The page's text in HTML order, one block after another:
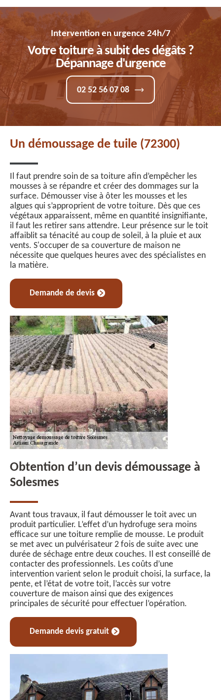
Intervention en urgence 24h/7
Votre toiture à subit des dégâts ?
Dépannage d'urgence
02 52 56 07 08
Un démoussage de tuile (72300)
Il faut prendre soin de sa toiture afin d’empêcher les
mousses à se répandre et créer des dommages sur la
surface. Démousser vise à ôter les mousses et les
algues qui s’approprient de votre toiture. Dès que ces
végétaux apparaissent, même en quantité insignifiante,
il faut les retirer sans attendre. Leur présence sur le toit
affaiblit sa ténacité au coup de soleil, à la pluie et aux
vents. S'occuper de sa couverture de maison ne
nécessite que quelques heures avec des spécialistes en
la matière.
Demande de devis
Obtention d’un devis démoussage à
Solesmes
Avant tous travaux, il faut démousser le toit avec un
produit particulier. L’effet d’un hydrofuge sera moins
efficace sur une toiture remplie de mousse. Le produit
se met avec un pulvérisateur 2 fois de suite avec une
durée de séchage entre deux couches. Il est conseillé de
contacter des professionnels. Les coûts d’une
intervention varient selon le produit choisi, la surface, la
pente, et l’état de votre toit, l’accès sur votre
couverture de maison ainsi que des exigences
principales de sécurité pour effectuer l’opération.
Demande devis gratuit